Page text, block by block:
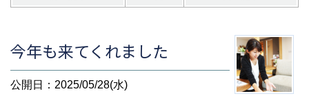
今年も来てくれました
公開日：2025/05/28(水)